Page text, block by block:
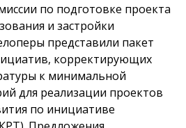
по подготовке проекта
и застройки
представили пакет
корректирующих
к минимальной
для реализации проектов
по инициативе